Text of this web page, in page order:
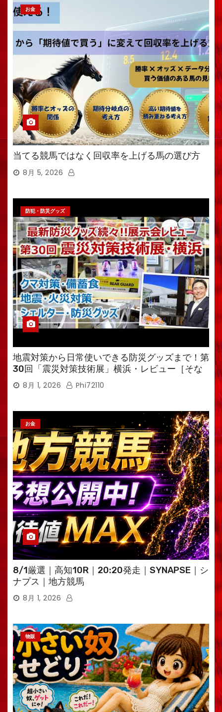
お金
当てる競馬ではなく回収率を上げる馬の選び方
8月 5, 2026
防犯・防災グッズ
地震対策から日常使いできる防災グッズまで！第
30回「震災対策技術展」横浜・レビュー［そな
えるTV・高荷智也］
8月 1, 2026 Phi72110
お金
8/1厳選｜高知10R｜20:20発走｜SYNAPSE｜シ
ナプス｜地方競馬
8月 1, 2026
物販